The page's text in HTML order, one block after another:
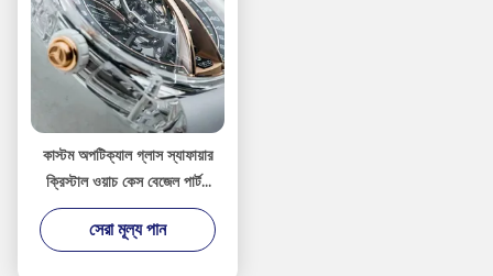
কাস্টম অপটিক্যাল গ্লাস স্যাফায়ার
ক্রিস্টাল ওয়াচ কেস বেজেল পার্টস
সি-অক্ষ
সেরা মূল্য পান